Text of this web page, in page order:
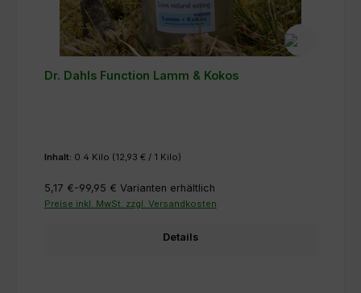
Dr. Dahls Function Lamm & Kokos
Inhalt: 0.4 Kilo (12,93 € / 1 Kilo)
5,17 €-99,95 € Varianten erhältlich
Preise inkl. MwSt. zzgl. Versandkosten
Details